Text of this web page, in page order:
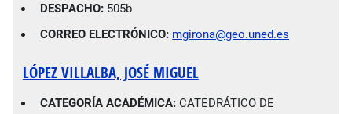
DESPACHO: 505b
CORREO ELECTRÓNICO: mgirona@geo.uned.es
LÓPEZ VILLALBA, JOSÉ MIGUEL
CATEGORÍA ACADÉMICA: CATEDRÁTICO DE